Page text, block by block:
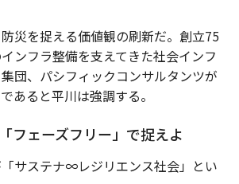
災を捉える価値観の刷新だ。創立75
ンフラ整備を支えてきた社会インフ
団、パシフィックコンサルタンツが
あると平川は強調する。
フェーズフリー」で捉えよ
サステナ∞レジリエンス社会」とい